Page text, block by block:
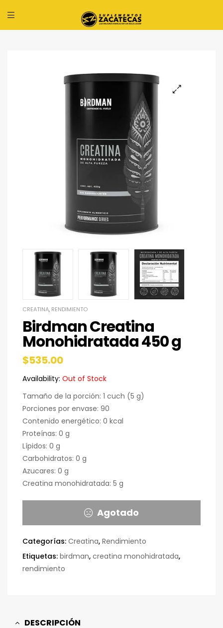
CREATINA, RENDIMIENTO
Birdman Creatina
Monohidratada 450 g
$535.00
Availability: Out of Stock
Tamaño de la porción: 1 cuch (5 g)
Porciones por envase: 90
Contenido energético: 0 kcal
Proteínas: 0 g
Lípidos: 0 g
Carbohidratos: 0 g
Azucares: 0 g
Creatina monohidratada: 5 g
Agotado
Categorías: Creatina, Rendimiento
Etiquetas: birdman, creatina monohidratada,
rendimiento
DESCRIPCIÓN